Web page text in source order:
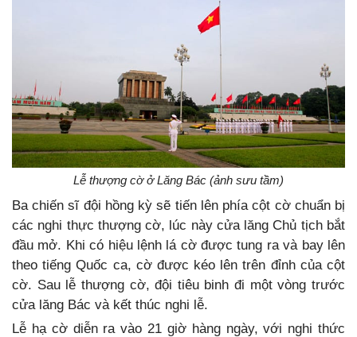
Lễ thượng cờ ở Lăng Bác (ảnh sưu tầm)
Ba chiến sĩ đội hồng kỳ sẽ tiến lên phía cột cờ chuẩn bị
các nghi thực thượng cờ, lúc này cửa lăng Chủ tịch bắt
đầu mở. Khi có hiệu lệnh lá cờ được tung ra và bay lên
theo tiếng Quốc ca, cờ được kéo lên trên đỉnh của cột
cờ. Sau lễ thượng cờ, đội tiêu binh đi một vòng trước
cửa lăng Bác và kết thúc nghi lễ.
Lễ hạ cờ diễn ra vào 21 giờ hàng ngày, với nghi thức